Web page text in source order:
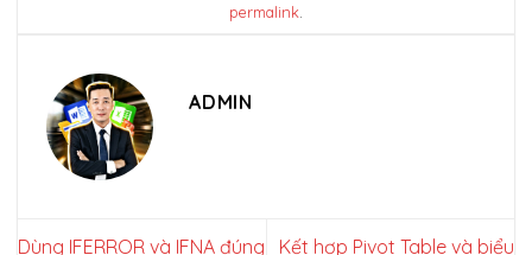
permalink
ADMIN
Dùng IFERROR và IFNA đúng Kết hợp Pivot Table và biểu